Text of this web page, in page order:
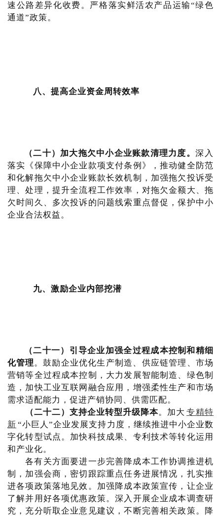
速公路差异化收费。严格落实鲜活农产品运输“绿色
通道”政策。
八、提高企业资金周转效率
（二十）加大拖欠中小企业账款清理力度。 深入
落实《保障中小企业款项支付条例》，推动健全防范
和化解拖欠中小企业账款长效机制，加强拖欠投诉受
理、处理，提升全流程工作效率，对拖欠金额大、拖
欠时间久、多次投诉的问题线索重点督促，保护中小
企业合法权益。
九、激励企业内部挖潜
（二十一）引导企业加强全过程成本控制和精细
化管理。鼓励企业优化生产制造、供应链管理、市场
营销等全过程成本控制，大力发展智能制造、绿色制
造，加快工业互联网融合应用，增强柔性生产和市场
需求适配能力，促进产销协同、供需匹配。
（二十二）支持企业转型升级降本。加大 专精特
新 “小巨人”企业发展支持力度，继续推进中小企业数
字化转型试点。加快科技成果、专利技术等转化运用
和产业化。
各有关方面要进一步完善降成本工作协调推进机
制，加强会商，密切跟踪重点任务进展情况，扎实推
进各项政策落地见效。加强降成本政策宣传，让企业
了解并用好各项优惠政策。深入开展企业成本调查研
究，充分听取企业意见建议，不断完善相关政策。降